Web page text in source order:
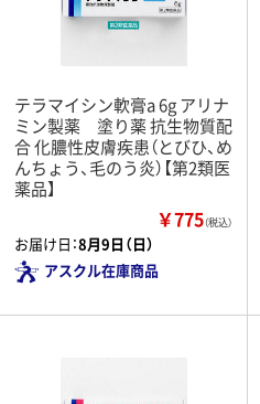
テラマイシン軟膏a 6g アリナ
ミン製薬 塗り薬 抗生物質配
合 化膿性皮膚疾患（とびひ、め
んちょう、毛のう炎）【第2類医
薬品】
￥775（税込）
お届け日：8月9日（日）
アスクル在庫商品